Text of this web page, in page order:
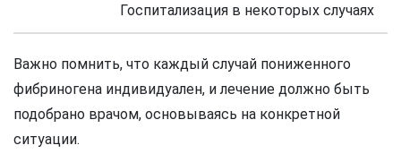
Госпитализация в некоторых случаях
Важно помнить, что каждый случай пониженного
фибриногена индивидуален, и лечение должно быть
подобрано врачом, основываясь на конкретной
ситуации.